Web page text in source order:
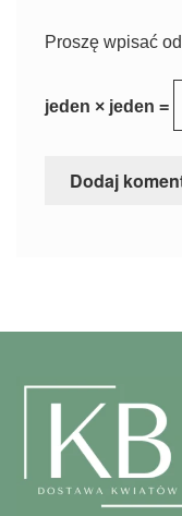
Proszę wpisać
jeden × jeden =